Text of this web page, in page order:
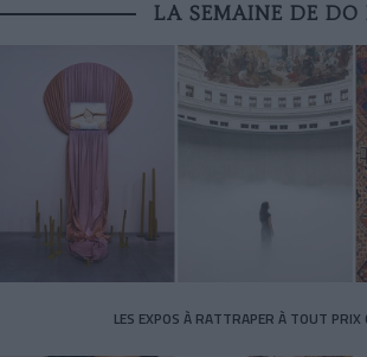
LA SEMAINE DE DO
LES EXPOS À RATTRAPER À TOUT PRIX